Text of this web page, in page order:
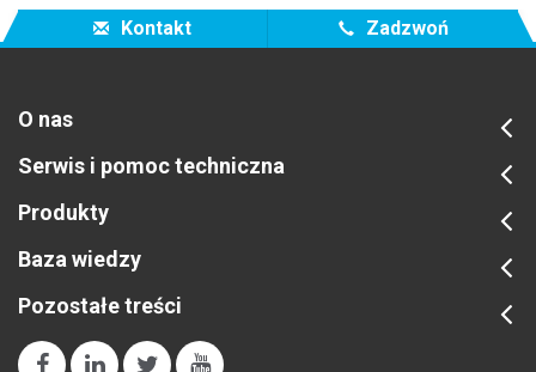
Kontakt
Zadzwoń
O nas
Serwis i pomoc techniczna
Produkty
Baza wiedzy
Pozostałe treści